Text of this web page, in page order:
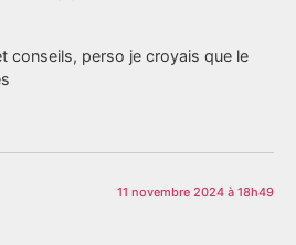
conseils, perso je croyais que le
11 novembre 2024 à 18h49